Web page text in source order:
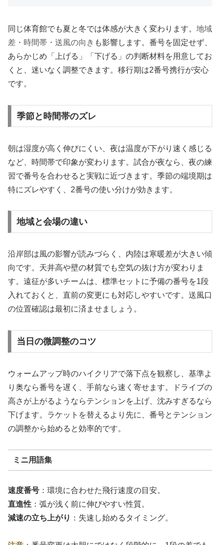
同じ体育館でも夏と冬では体感が大きく変わります。 地域
差・時間帯・送風の向き も影響します。番号を固定せず、
あらかじめ「上げる」「下げる」の判断材料を用意してお
くと、迷いなく調整できます。移行期は2番号携行が安心
です。
季節と時間帯のズレ
朝は湿度が高く伸びにくい、夜は温度が下がり速く感じる
など、時間帯で印象が変わります。試合が夜なら、夜の練
習で番号を合わせると実戦に近づきます。季節の端境期は
特にズレやすく、2番号の使い分けが効きます。
地域と会場の違い
沿岸部は風の影響が読みづらく、内陸は寒暖差が大きい傾
向です。天井高や壁の材質でも空気の抜け方が変わりま
す。遠征が多いチームは、標準セットに予備の番号を1段
入れておくと、直前の変更にも対応しやすいです。送風口
の位置確認は最初に済ませましょう。
当日の微調整のコツ
ウォームアップ時のハイクリアで落下点を観察し、基準よ
り奥なら番号を遅く、手前なら速く寄せます。ドライブの
高さが上がるようならテンションを上げ、沈みすぎるなら
下げます。ラケットを替えるより先に、番号とテンション
の調整から始めると効率的です。
ミニ用語集
速度番号 ：環境に合わせた飛行速度の目安。
直進性 ：弧が浅く前に伸びやすい性質。
減速の立ち上がり ：失速し始めるタイミング。